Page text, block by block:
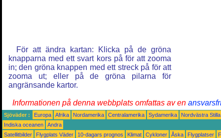
För att ändra kartan: Klicka på de gröna
knapparna med ett svart kors på för att zooma
in; den gröna knappen med ett streck på för att
zooma ut; eller på de gröna pilarna för
angränsande kartor.
Informationen på denna webbplats omfattas av en
Sjöväder : Europa Afrika Nordamerika Centralamerika Sydamerika
Nordvästra
Indiska oceanen
Andra
Satellitbilder
Flygplats Väder 10-dagars prognos Klimat Cykloner Åska Flygplatser